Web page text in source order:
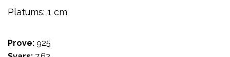
Platums: 1 cm
Prove: 925